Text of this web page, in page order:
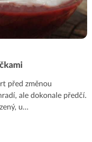
před změnou
ale dokonale předčí.
u...